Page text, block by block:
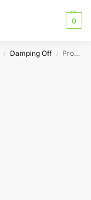
0
/ Damping Off / Prot-Eco Phytoprot Max